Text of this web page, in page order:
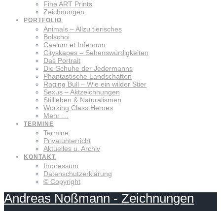
Fine ART Prints
Zeichnungen
PORTFOLIO
Animals – Allzu tierisches
Bolschoi
Caelum et Infernum
Cityskapes – Sehenswürdigkeiten
Das Portrait
Die Schuhe der Jedermanns
Phantastische Landschaften
Raging Bull – Wie ein wilder Stier
Sexus – Aktzeichnungen
Stillleben & Naturalismen
Working Class Heroes
Mehr …
TERMINE
Termine
Privatunterricht
Aktuelles u. Archiv
KONTAKT
Impressum
Datenschutzerklärung
© Copyright
Andreas Noßmann - Zeichnungen